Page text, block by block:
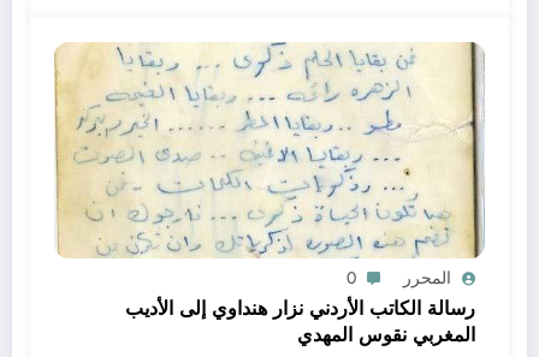
المحرر 0
رسالة الكاتب الأردني نزار هنداوي إلى الأديب
المغربي نقوس المهدي